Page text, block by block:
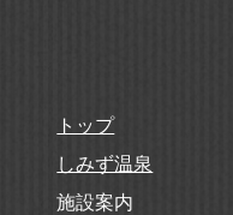
トップ
しみず温泉
施設案内